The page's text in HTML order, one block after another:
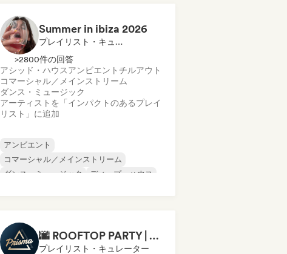
Summer in ibiza 2026
プレイリスト・キュレーター
>2800件の回答
アシッド・ハウスアンビエント チルアウト
コマーシャル／メインストリーム
ダンス・ミュージック
アーティストを「インパクトのあるプレイ
リスト」に追加
アンビエント
コマーシャル／メインストリーム
ダンス・ミュージック
ディープ・ハウス
🌆 ROOFTOP PARTY | 🚀 Dance Music Mix 2026 by Prisma Records
プレイリスト・キュレーター